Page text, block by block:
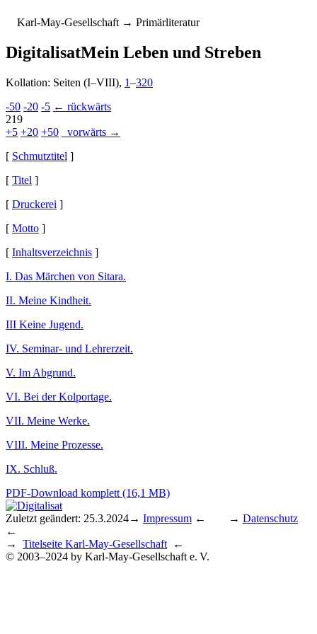
Karl-May-Gesellschaft → Primärliteratur
DigitalisatMein Leben und Streben
Kollation: Seiten (I–VIII), 1–320
-50 -20 -5 ← rückwärts
219
+5 +20 +50
vorwärts →
[ Schmutztitel ]
[ Titel ]
[ Druckerei ]
[ Motto ]
[ Inhaltsverzeichnis ]
I. Das Märchen von Sitara.
II. Meine Kindheit.
III Keine Jugend.
IV. Seminar- und Lehrerzeit.
V. Im Abgrund.
VI. Bei der Kolportage.
VII. Meine Werke.
VIII. Meine Prozesse.
IX. Schluß.
PDF-Download komplett (16,1 MB)
Zuletzt geändert: 25.3.2024→ Impressum ← → Datenschutz
←
→ Titelseite Karl-May-Gesellschaft ←
© 2003–2024 by Karl-May-Gesellschaft e. V.